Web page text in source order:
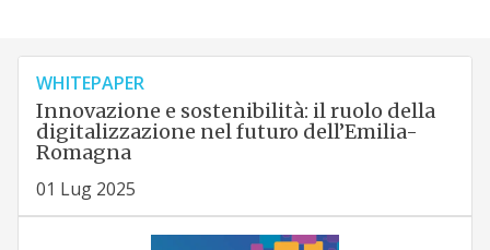
WHITEPAPER
Innovazione e sostenibilità: il ruolo della
digitalizzazione nel futuro dell’Emilia-
Romagna
01 Lug 2025